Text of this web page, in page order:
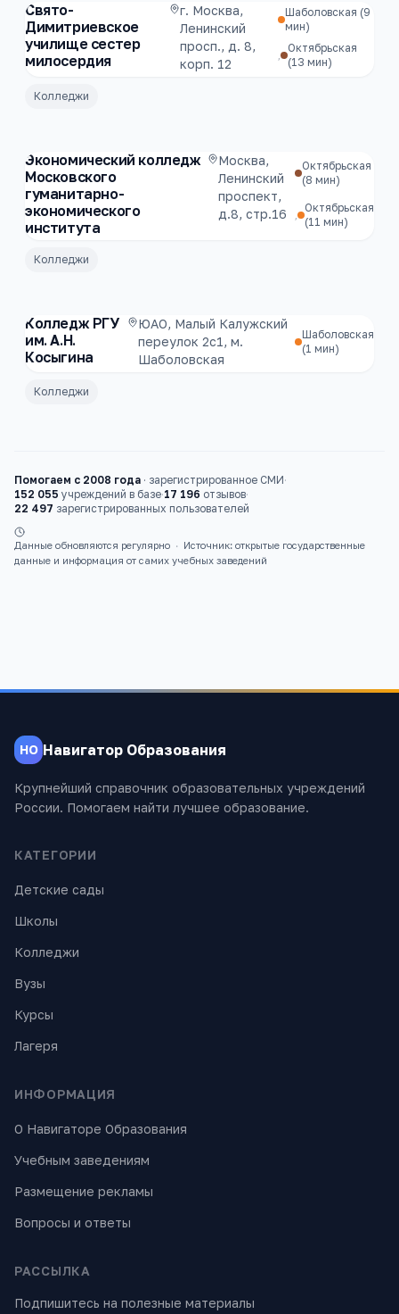
Свято-
Димитриевское
училище сестер
милосердия
г. Москва,
Ленинский
просп., д. 8,
корп. 12
Шаболовская (9
мин)
,
Октябрьская
(13 мин)
Колледжи
Экономический колледж
Московского
гуманитарно-
экономического
института
Москва,
Ленинский
проспект,
д.8, стр.16
Октябрьская
(8 мин)
,
Октябрьская
(11 мин)
Колледжи
Колледж РГУ
им. А.Н.
Косыгина
ЮАО, Малый Калужский
переулок 2с1, м.
Шаболовская
Шаболовская
(1 мин)
Колледжи
Помогаем с 2008 года · зарегистрированное СМИ·
152 055 учреждений в базе·17 196 отзывов·
22 497 зарегистрированных пользователей
Данные обновляются регулярно ·
Источник: открытые государственные
данные и информация от самих учебных заведений
НО Навигатор Образования
Крупнейший справочник образовательных учреждений
России. Помогаем найти лучшее образование.
КАТЕГОРИИ
Детские сады
Школы
Колледжи
Вузы
Курсы
Лагеря
ИНФОРМАЦИЯ
О Навигаторе Образования
Учебным заведениям
Размещение рекламы
Вопросы и ответы
РАССЫЛКА
Подпишитесь на полезные материалы